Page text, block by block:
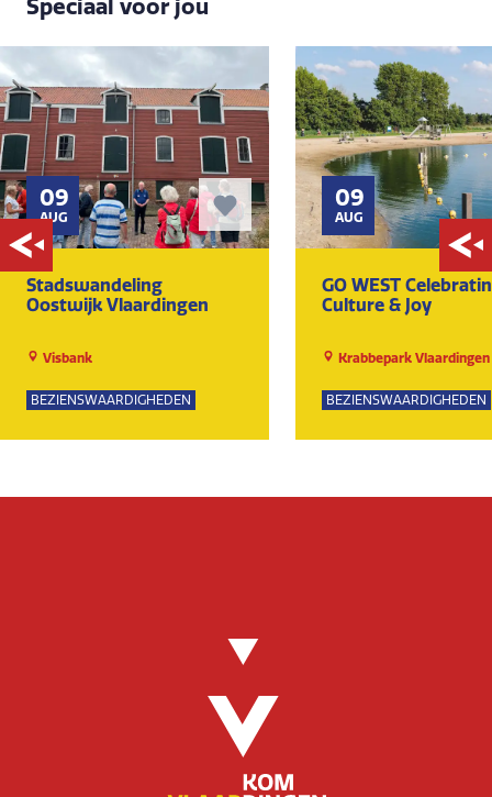
Speciaal voor jou
09
AUG
Stadswandeling
Oostwijk Vlaardingen
Visbank
BEZIENSWAARDIGHEDEN
09
AUG
GO WEST
Culture & Joy
Krabbepark Vlaardingen
BEZIENSWAARDIGHEDEN